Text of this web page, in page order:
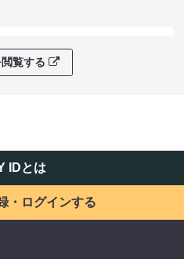
覧する
IDとは
・ログインする